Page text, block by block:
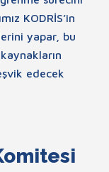
KODRİS’in
yapar, bu
edecek